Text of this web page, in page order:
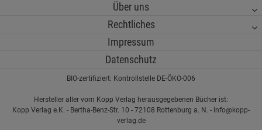
Über uns
Rechtliches
Impressum
Datenschutz
BIO-zertifiziert: Kontrollstelle DE-ÖKO-006
Hersteller aller vom Kopp Verlag herausgegebenen Bücher ist:
Kopp Verlag e.K. - Bertha-Benz-Str. 10 - 72108 Rottenburg a. N. - info@kopp-
verlag.de